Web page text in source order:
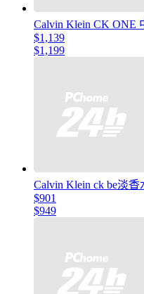
Calvin Klein CK ONE
$1,139
$1,199
Calvin Klein ck be淡香
$901
$949